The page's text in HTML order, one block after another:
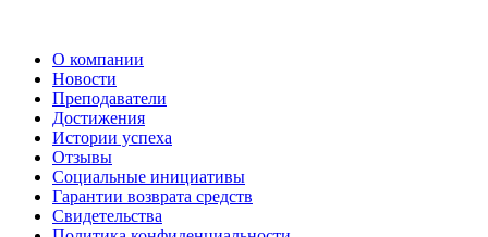
О компании
Новости
Преподаватели
Достижения
Истории успеха
Отзывы
Социальные инициативы
Гарантии возврата средств
Свидетельства